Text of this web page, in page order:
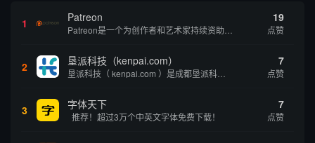
1 Patreon 19
点赞
2 垦派科技（kenpai.com） 7
点赞
3 字体天下
推荐！超过3万个中英文字体免费下载！
7
点赞